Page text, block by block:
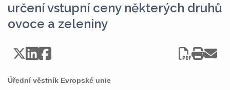
určení vstupní ceny některých druhů
ovoce a zeleniny
Úřední věstník Evropské unie